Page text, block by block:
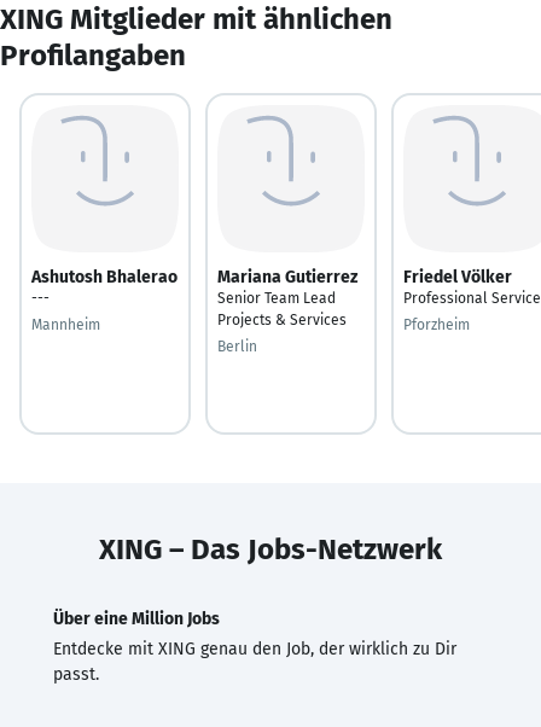
XING Mitglieder mit ähnlichen
Profilangaben
Ashutosh Bhalerao
---
Mannheim
Mariana Gutierrez
Senior Team Lead
Projects & Services
Berlin
Friedel Völker
Professional
Pforzheim
XING – Das Jobs-Netzwerk
Über eine Million Jobs
Entdecke mit XING genau den Job, der wirklich zu Dir
passt.